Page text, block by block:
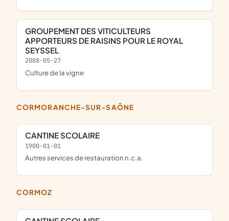
GROUPEMENT DES VITICULTEURS
APPORTEURS DE RAISINS POUR LE ROYAL
SEYSSEL
2008-05-27
Culture de la vigne
CORMORANCHE-SUR-SAÔNE
CANTINE SCOLAIRE
1900-01-01
Autres services de restauration n.c.a.
CORMOZ